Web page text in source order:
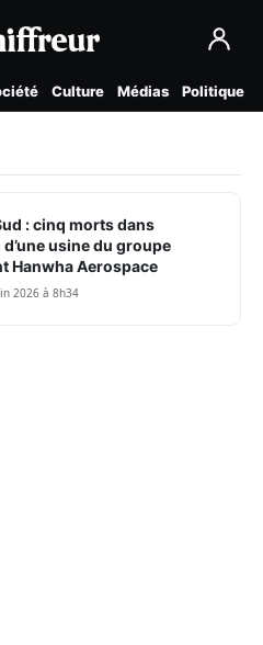
Culture Médias Politique
: cinq morts dans
d’une usine du groupe
Hanwha Aerospace
2026 à 8h34